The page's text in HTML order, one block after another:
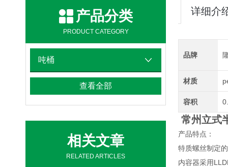
产品分类
PRODUCT CATEGORY
吨桶
查看全部
相关文章
RELATED ARTICLES
详细介
品牌
材质
容积
常州立式
产品特点：
特质螺丝制定
内容器采用